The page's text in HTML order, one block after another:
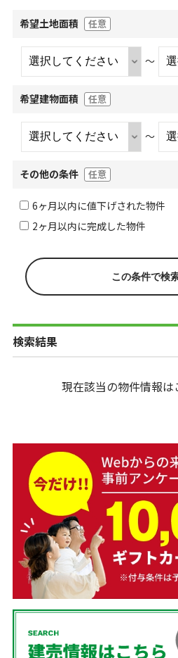
希望土地面積 任意
～
希望建物面積 任意
～
その他の条件 任意
6ヶ月以内に値下げされた物件
2ヶ月以内に完成した物件
検索結果
現在該当の物件情報は